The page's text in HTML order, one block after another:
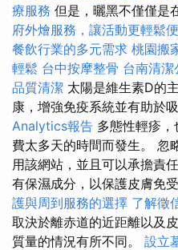
療服務 但是，曬黑不僅僅是
府外燴服務，讓活動更輕鬆
餐飲行業的多元需求 桃園搬
輕鬆 台中按摩整骨 台南清
品質清潔 太陽是維生素D的
康，增強免疫系統並有助於
Analytics報告 多態性輕疹
費太多天的時間而發生。 忽
用該網站，並且可以承擔責任
有保濕成分，以保護皮膚免
護與周到服務的選擇 了解徵
取決於離赤道的近距離以及
質量的情況有所不同。 設立